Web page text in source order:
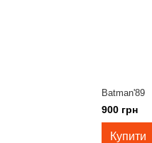
Batman'89
900 грн
Купити